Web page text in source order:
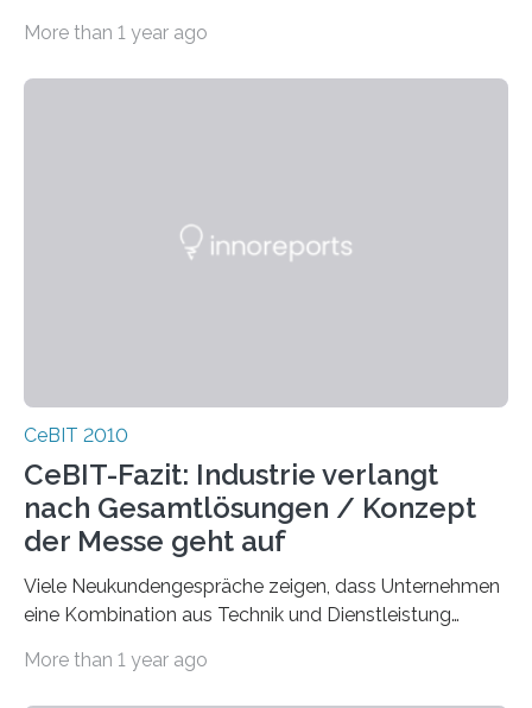
Kombination aus…
More than 1 year ago
CeBIT 2010
CeBIT-Fazit: Industrie verlangt
nach Gesamtlösungen / Konzept
der Messe geht auf
Viele Neukundengespräche zeigen, dass Unternehmen
eine Kombination aus Technik und Dienstleistung
Produktshow…
More than 1 year ago